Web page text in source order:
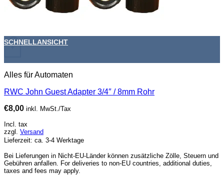
+
SCHNELLANSICHT
Alles für Automaten
RWC John Guest Adapter 3/4″ / 8mm Rohr
€8,00 inkl. MwSt./Tax
Incl. tax
zzgl. Versand
Lieferzeit: ca. 3-4 Werktage
Bei Lieferungen in Nicht-EU-Länder können zusätzliche Zölle, Steuern und
Gebühren anfallen. For deliveries to non-EU countries, additional duties,
taxes and fees may apply.